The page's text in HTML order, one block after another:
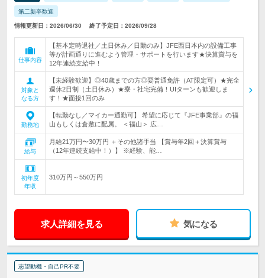
第二新卒歓迎
情報更新日：2026/06/30 終了予定日：2026/09/28
仕事内容
【基本定時退社／土日休み／日勤のみ】JFE西日本内の設備工事
等が計画通りに進むよう管理・サポートを行います★決算賞与を
12年連続支給中！
対象と
なる方
【未経験歓迎】◎40歳までの方◎要普通免許（AT限定可）★完全
週休2日制（土日休み）★寮・社宅完備！UIターンも歓迎しま
す！★面接1回のみ
勤務地
【転勤なし／マイカー通勤可】 希望に応じて『JFE事業部』の福
山もしくは倉敷に配属。 ＜福山＞ 広…
給与
月給21万円〜30万円 ＋その他諸手当 【賞与年2回＋決算賞与
（12年連続支給中！）】 ※経験、能…
初年度
年収
310万円～550万円
求人詳細を見る 気になる
志望動機・自己PR不要